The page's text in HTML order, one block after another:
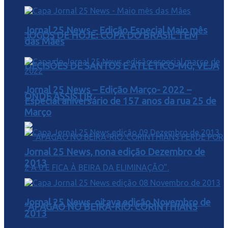
JOGOS DE HOJE: COPA DO BRASIL TEM
DECISÕES DE SANTOS E ATLÉTICO-MG; VEJA
ONDE ASSISTIR
“APAGÃO NO BEIRA-RIO: CORINTHIANS
Jornal 25 News – Edição Especial Maio mês
das Mães
Jornal 25 News – Edição Março- 2022 –
Especial aniversário de 157 anos da rua 25 de
Março
Jornal 25 News, nona edição Dezembro de
2013
Jornal 25 News, oitava edição Novembro de
2013